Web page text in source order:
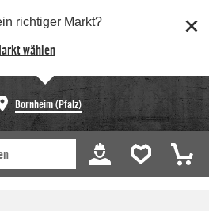
richtiger Markt?
wählen
Bornheim (Pfalz)